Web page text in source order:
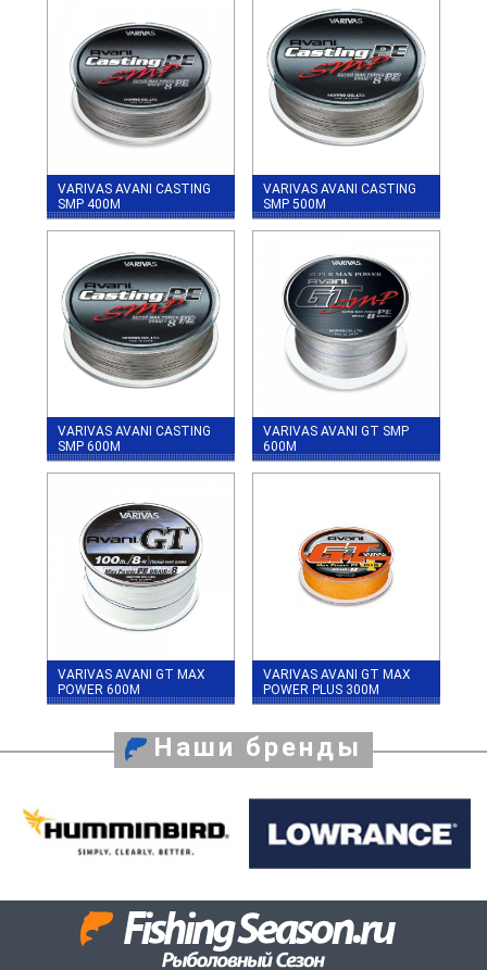
VARIVAS AVANI CASTING
SMP 400M
VARIVAS AVANI CASTING
SMP 500M
VARIVAS AVANI CASTING
SMP 600M
VARIVAS AVANI GT SMP
600M
VARIVAS AVANI GT MAX
POWER 600М
VARIVAS AVANI GT MAX
POWER PLUS 300M
Наши бренды